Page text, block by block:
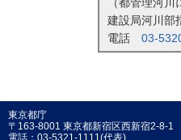
（都管理河川
建設局河川部
電話 03-
東京都庁
〒163-8001 東京都新宿区西新宿2-8-1